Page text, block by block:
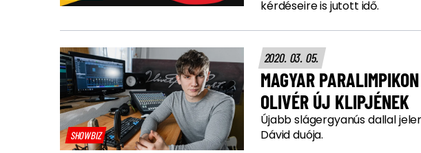
kérdéseire is jutott idő.
SHOWBIZ
2020. 03. 05.
MAGYAR
OLIVÉR ÚJ KLIPJÉNEK
Újabb slágergyanús dallal
Dávid duója.